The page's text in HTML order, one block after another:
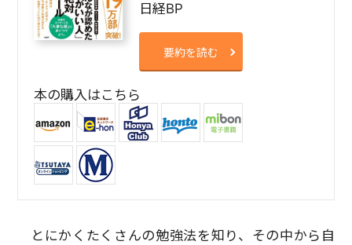
日経BP
要約を読む
本の購入はこちら
とにかくたくさんの勉強法を知り、その中から自